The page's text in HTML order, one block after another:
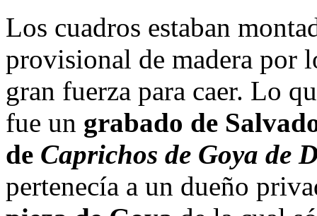
Los cuadros estaban
provisional de madera por
gran fuerza para caer. Lo
fue un grabado de
de Caprichos de Goya de
pertenecía a un dueño